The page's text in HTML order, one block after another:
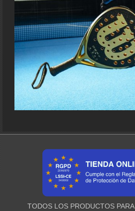
TODOS LOS PRODUCTOS